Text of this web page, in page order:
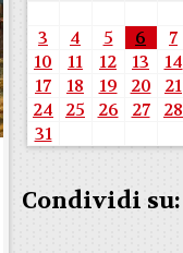
3
4 5 6 7
10
11 12 13 14
17
18 19 20 21
24
25 26 27 28
31
Condividi su: